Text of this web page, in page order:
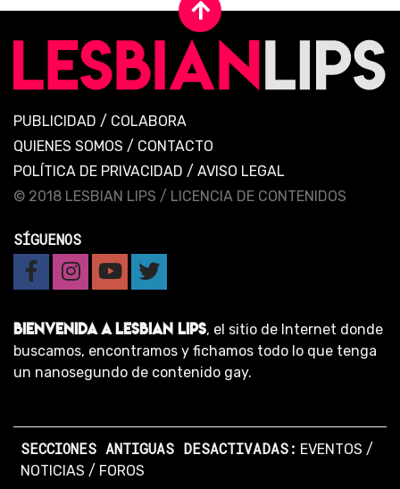
PUBLICIDAD / COLABORA
QUIENES SOMOS / CONTACTO
POLÍTICA DE PRIVACIDAD / AVISO LEGAL
© 2018 LESBIAN LIPS / LICENCIA DE CONTENIDOS
SÍGUENOS
BIENVENIDA A LESBIAN LIPS, el sitio de Internet donde
buscamos, encontramos y fichamos todo lo que tenga
un nanosegundo de contenido gay.
SECCIONES ANTIGUAS DESACTIVADAS: EVENTOS /
NOTICIAS / FOROS